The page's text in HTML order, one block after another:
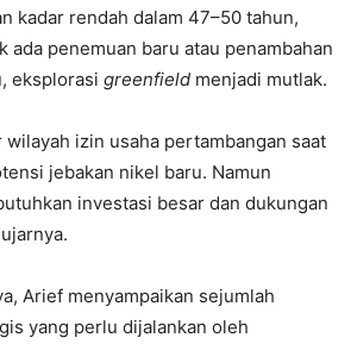
kadar rendah dalam 47–50 tahun,
ada penemuan baru atau penambahan
eksplorasi greenfield menjadi mutlak.
wilayah izin usaha pertambangan saat
jebakan nikel baru. Namun
investasi besar dan dukungan
Arief menyampaikan sejumlah
yang perlu dijalankan oleh